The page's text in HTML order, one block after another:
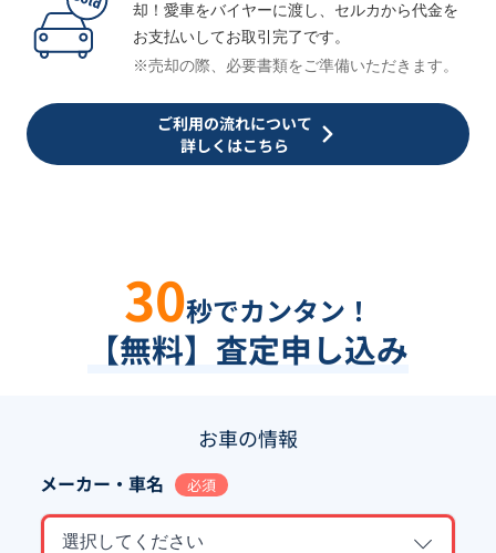
却！愛車をバイヤーに渡し、セルカから代金を
お支払いしてお取引完了です。
※売却の際、必要書類をご準備いただきます。
ご利用の流れについて
詳しくはこちら
30秒でカンタン！
【無料】査定申し込み
お車の情報
メーカー・車名 必須
選択してください